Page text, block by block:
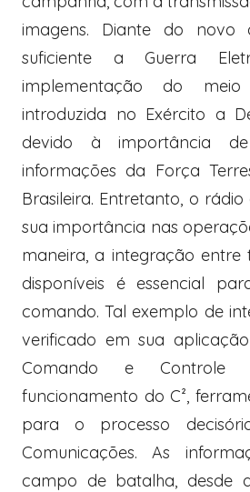
imagens. Diante do novo
suficiente a Guerra
implementação do
introduzida no Exército a
devido à importância
informações da Força
Brasileira. Entretanto, o
sua importância nas
maneira, a integração entre
disponíveis é essencial
comando. Tal exemplo de
verificado em sua
Comando e
funcionamento do C²,
para o processo
Comunicações. As
campo de batalha, desde